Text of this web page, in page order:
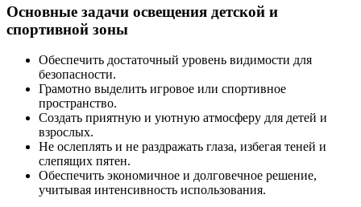
Основные задачи освещения детской и
спортивной зоны
Обеспечить достаточный уровень видимости для
безопасности.
Грамотно выделить игровое или спортивное
пространство.
Создать приятную и уютную атмосферу для детей и
взрослых.
Не ослеплять и не раздражать глаза, избегая теней и
слепящих пятен.
Обеспечить экономичное и долговечное решение,
учитывая интенсивность использования.